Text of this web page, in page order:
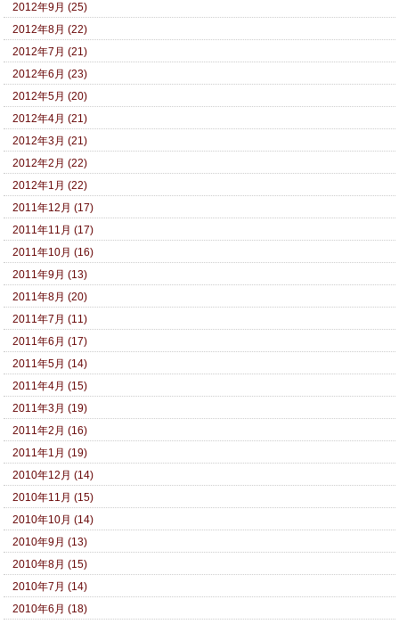
2012年9月 (25)
2012年8月 (22)
2012年7月 (21)
2012年6月 (23)
2012年5月 (20)
2012年4月 (21)
2012年3月 (21)
2012年2月 (22)
2012年1月 (22)
2011年12月 (17)
2011年11月 (17)
2011年10月 (16)
2011年9月 (13)
2011年8月 (20)
2011年7月 (11)
2011年6月 (17)
2011年5月 (14)
2011年4月 (15)
2011年3月 (19)
2011年2月 (16)
2011年1月 (19)
2010年12月 (14)
2010年11月 (15)
2010年10月 (14)
2010年9月 (13)
2010年8月 (15)
2010年7月 (14)
2010年6月 (18)